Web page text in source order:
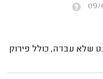
שלא עבדה, כולל פירוק